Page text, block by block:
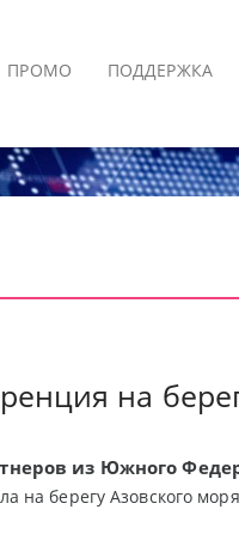
ПРОМО ПОДДЕРЖКА
на
из Южного
на берегу Азовского